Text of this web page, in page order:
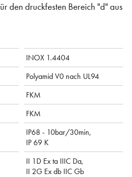
den druckfesten Bereich "d" aus
INOX 1.4404
Polyamid V0 nach UL94
FKM
FKM
IP68 - 10bar/30min,
IP 69 K
II 1D Ex ta IIIC Da,
II 2G Ex db IIC Gb